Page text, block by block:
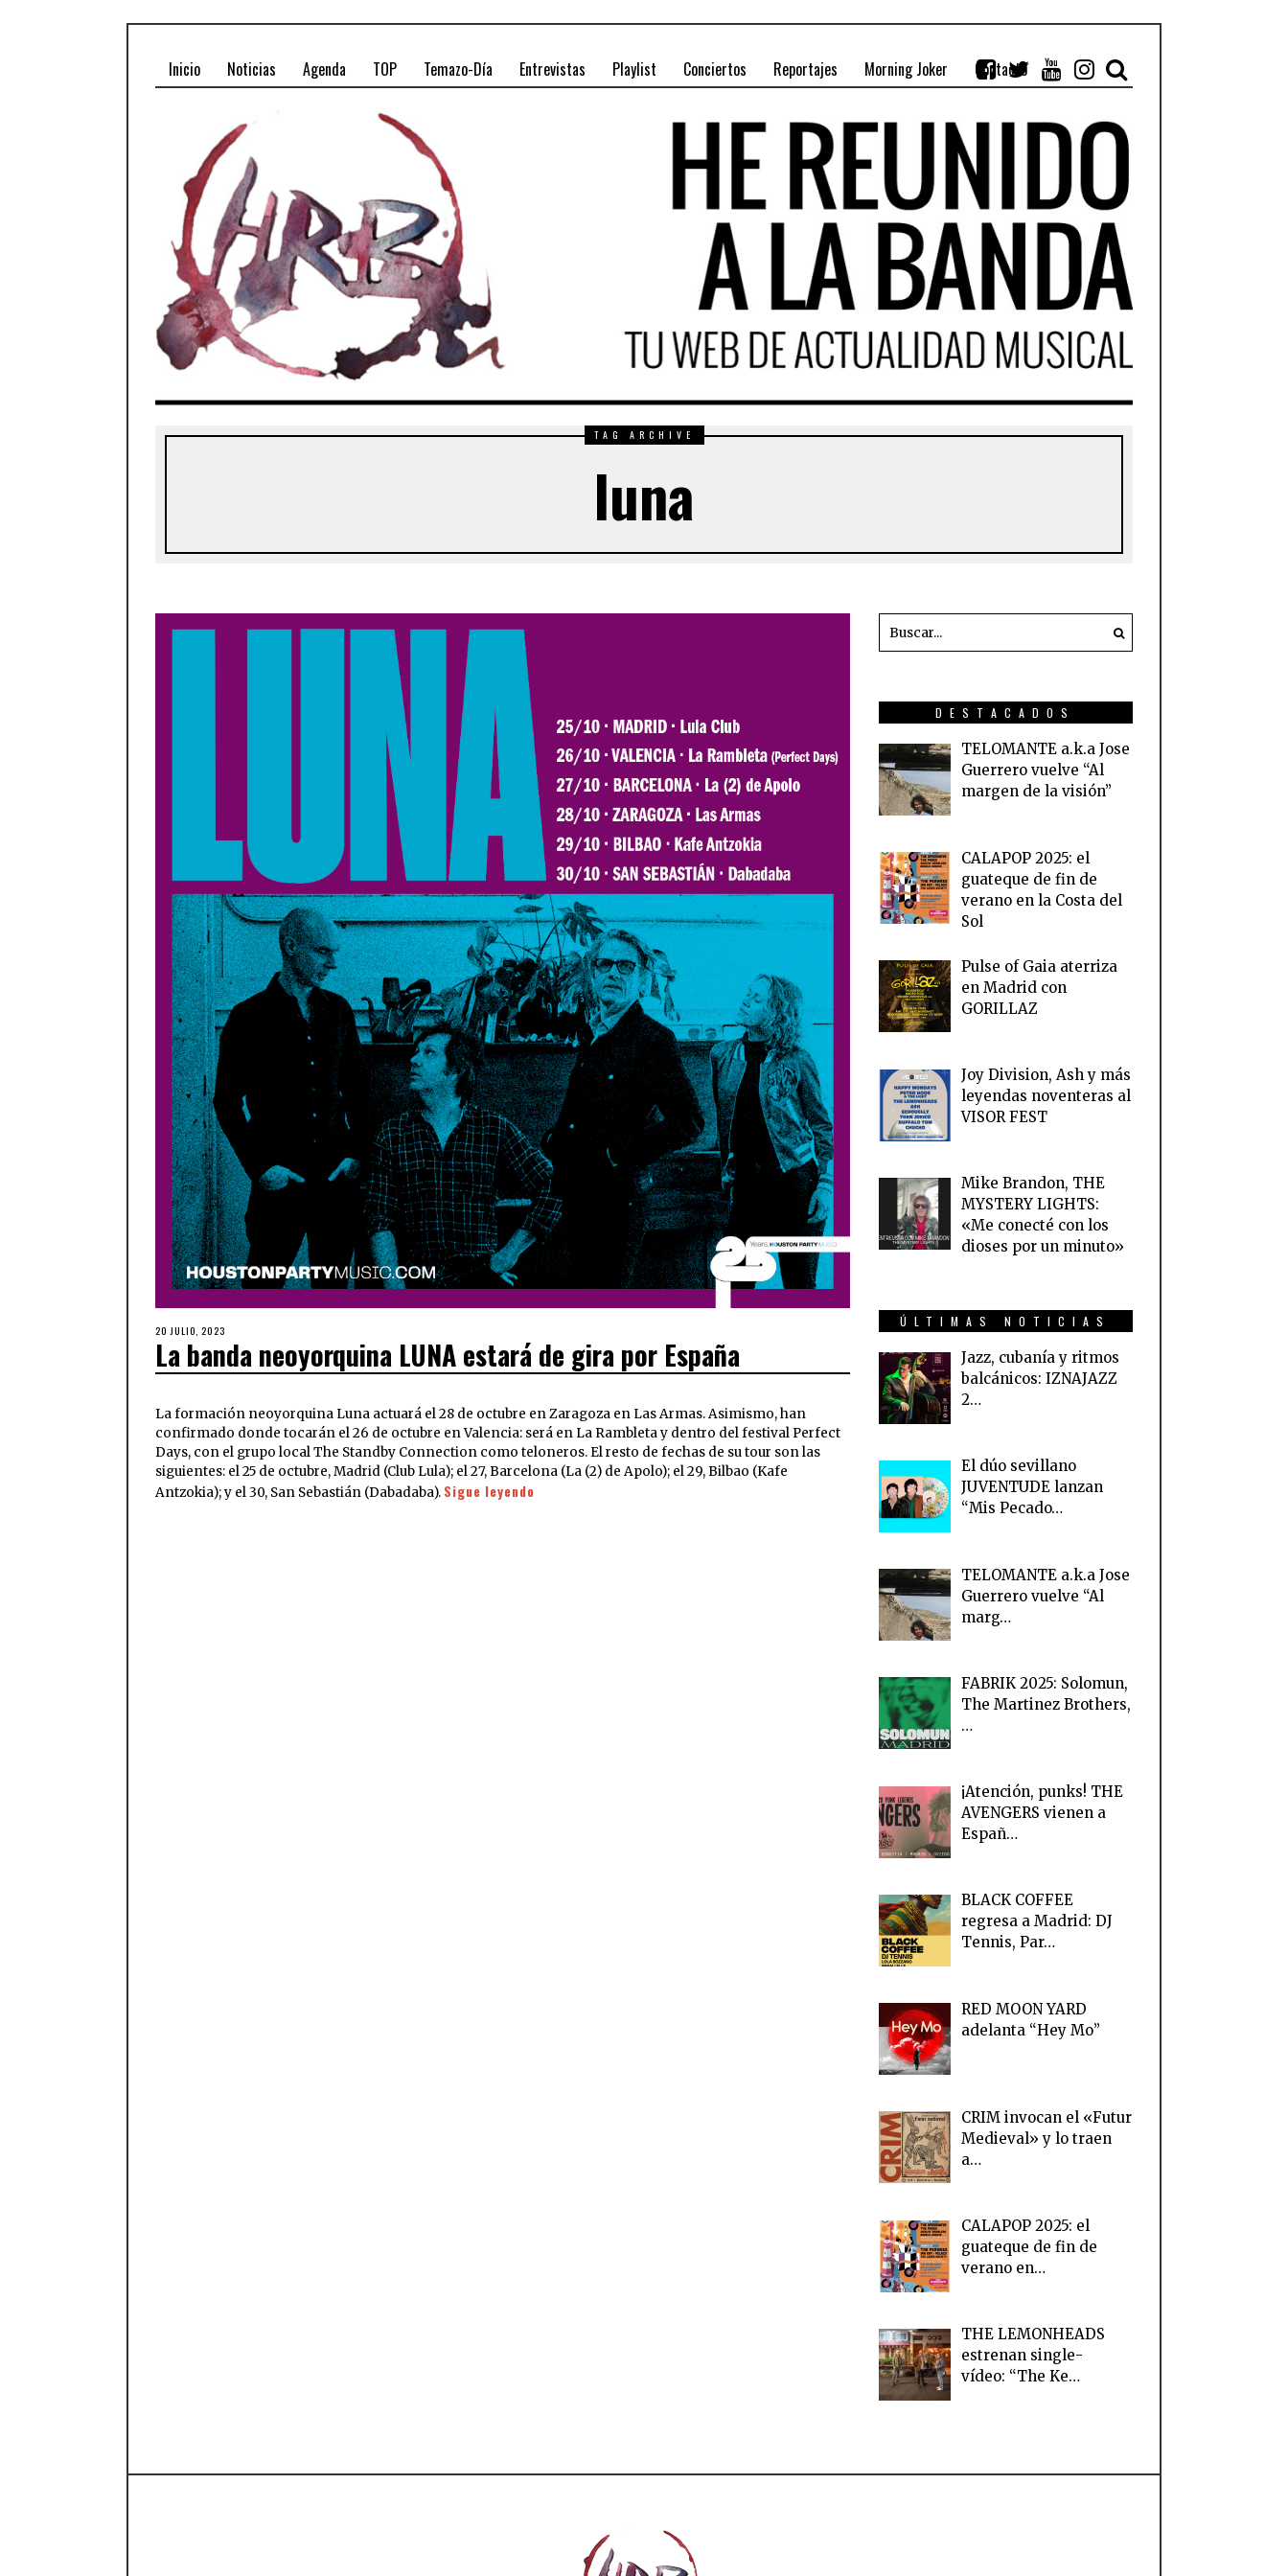
Inicio Noticias Agenda TOP Temazo-Día Entrevistas Playlist Conciertos Reportajes Morning Joker Contacto
TAG ARCHIVE
luna
20 JULIO, 2023
La banda neoyorquina LUNA estará de gira por España
La formación neoyorquina Luna actuará el 28 de octubre en Zaragoza en Las Armas. Asimismo, han
confirmado donde tocarán el 26 de octubre en Valencia: será en La Rambleta y dentro del festival Perfect
Days, con el grupo local The Standby Connection como teloneros. El resto de fechas de su tour son las
siguientes: el 25 de octubre, Madrid (Club Lula); el 27, Barcelona (La (2) de Apolo); el 29, Bilbao (Kafe
Antzokia); y el 30, San Sebastián (Dabadaba). Sigue leyendo
DESTACADOS
TELOMANTE a.k.a Jose
Guerrero vuelve “Al
margen de la visión”
CALAPOP 2025: el
guateque de fin de
verano en la Costa del
Sol
Pulse of Gaia aterriza
en Madrid con
GORILLAZ
Joy Division, Ash y más
leyendas noventeras al
VISOR FEST
Mike Brandon, THE
MYSTERY LIGHTS:
«Me conecté con los
dioses por un minuto»
ÚLTIMAS NOTICIAS
Jazz, cubanía y ritmos
balcánicos: IZNAJAZZ
2…
El dúo sevillano
JUVENTUDE lanzan
“Mis Pecado…
TELOMANTE a.k.a Jose
Guerrero vuelve “Al
marg…
FABRIK 2025: Solomun,
The Martinez Brothers,
…
¡Atención, punks! THE
AVENGERS vienen a
Españ…
BLACK COFFEE
regresa a Madrid: DJ
Tennis, Par…
RED MOON YARD
adelanta “Hey Mo”
CRIM invocan el «Futur
Medieval» y lo traen
a…
CALAPOP 2025: el
guateque de fin de
verano en…
THE LEMONHEADS
estrenan single-
vídeo: “The Ke…